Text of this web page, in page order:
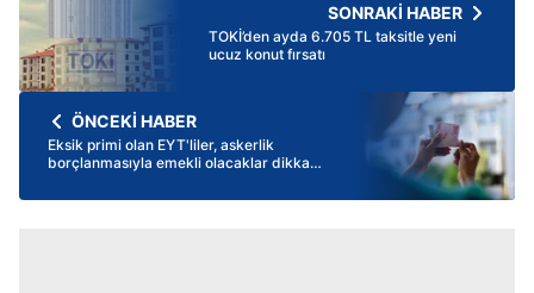
SONRAKİ HABER
TOKİ’den ayda 6.705 TL taksitle yeni
ucuz konut fırsatı
ÖNCEKİ HABER
Eksik primi olan EYT'liler, askerlik
borçlanmasıyla emekli olacaklar dikkat!